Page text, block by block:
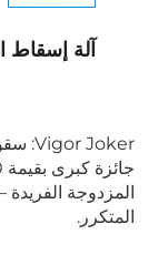
آلة إسقاط
المزدوجة
المتكرر.